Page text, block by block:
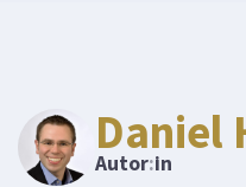
Daniel
Autor:in